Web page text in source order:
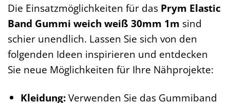
Die Einsatzmöglichkeiten für das Prym Elastic
Band Gummi weich weiß 30mm 1m sind
schier unendlich. Lassen Sie sich von den
folgenden Ideen inspirieren und entdecken
Sie neue Möglichkeiten für Ihre Nähprojekte:
Kleidung:Verwenden Sie das Gummiband